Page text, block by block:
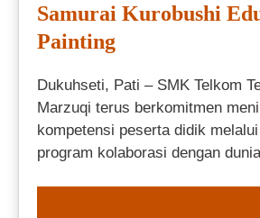
Samurai Kurobushi
Painting
Dukuhseti, Pati – SMK Telkom
Marzuqi terus berkomitmen
kompetensi peserta didik
program kolaborasi dengan